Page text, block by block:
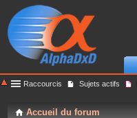
Raccourcis Sujets actifs
Accueil du forum